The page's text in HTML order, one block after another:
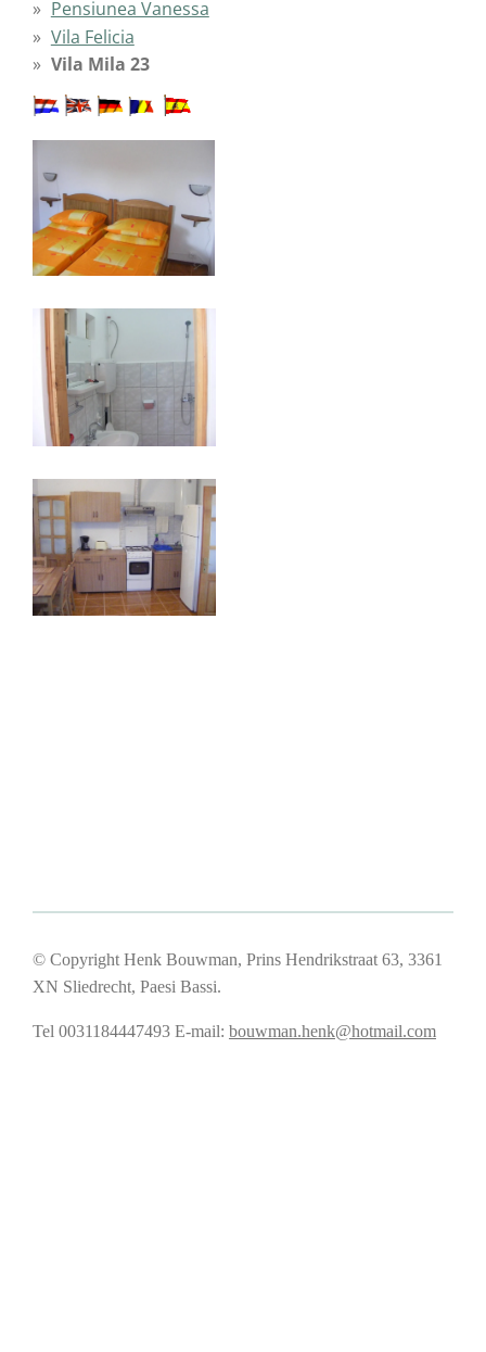
Pensiunea Vanessa
Vila Felicia
Vila Mila 23
© Copyright Henk Bouwman, Prins Hendrikstraat 63, 3361
XN Sliedrecht, Paesi Bassi.
Tel 0031184447493 E-mail: bouwman.henk@hotmail.com